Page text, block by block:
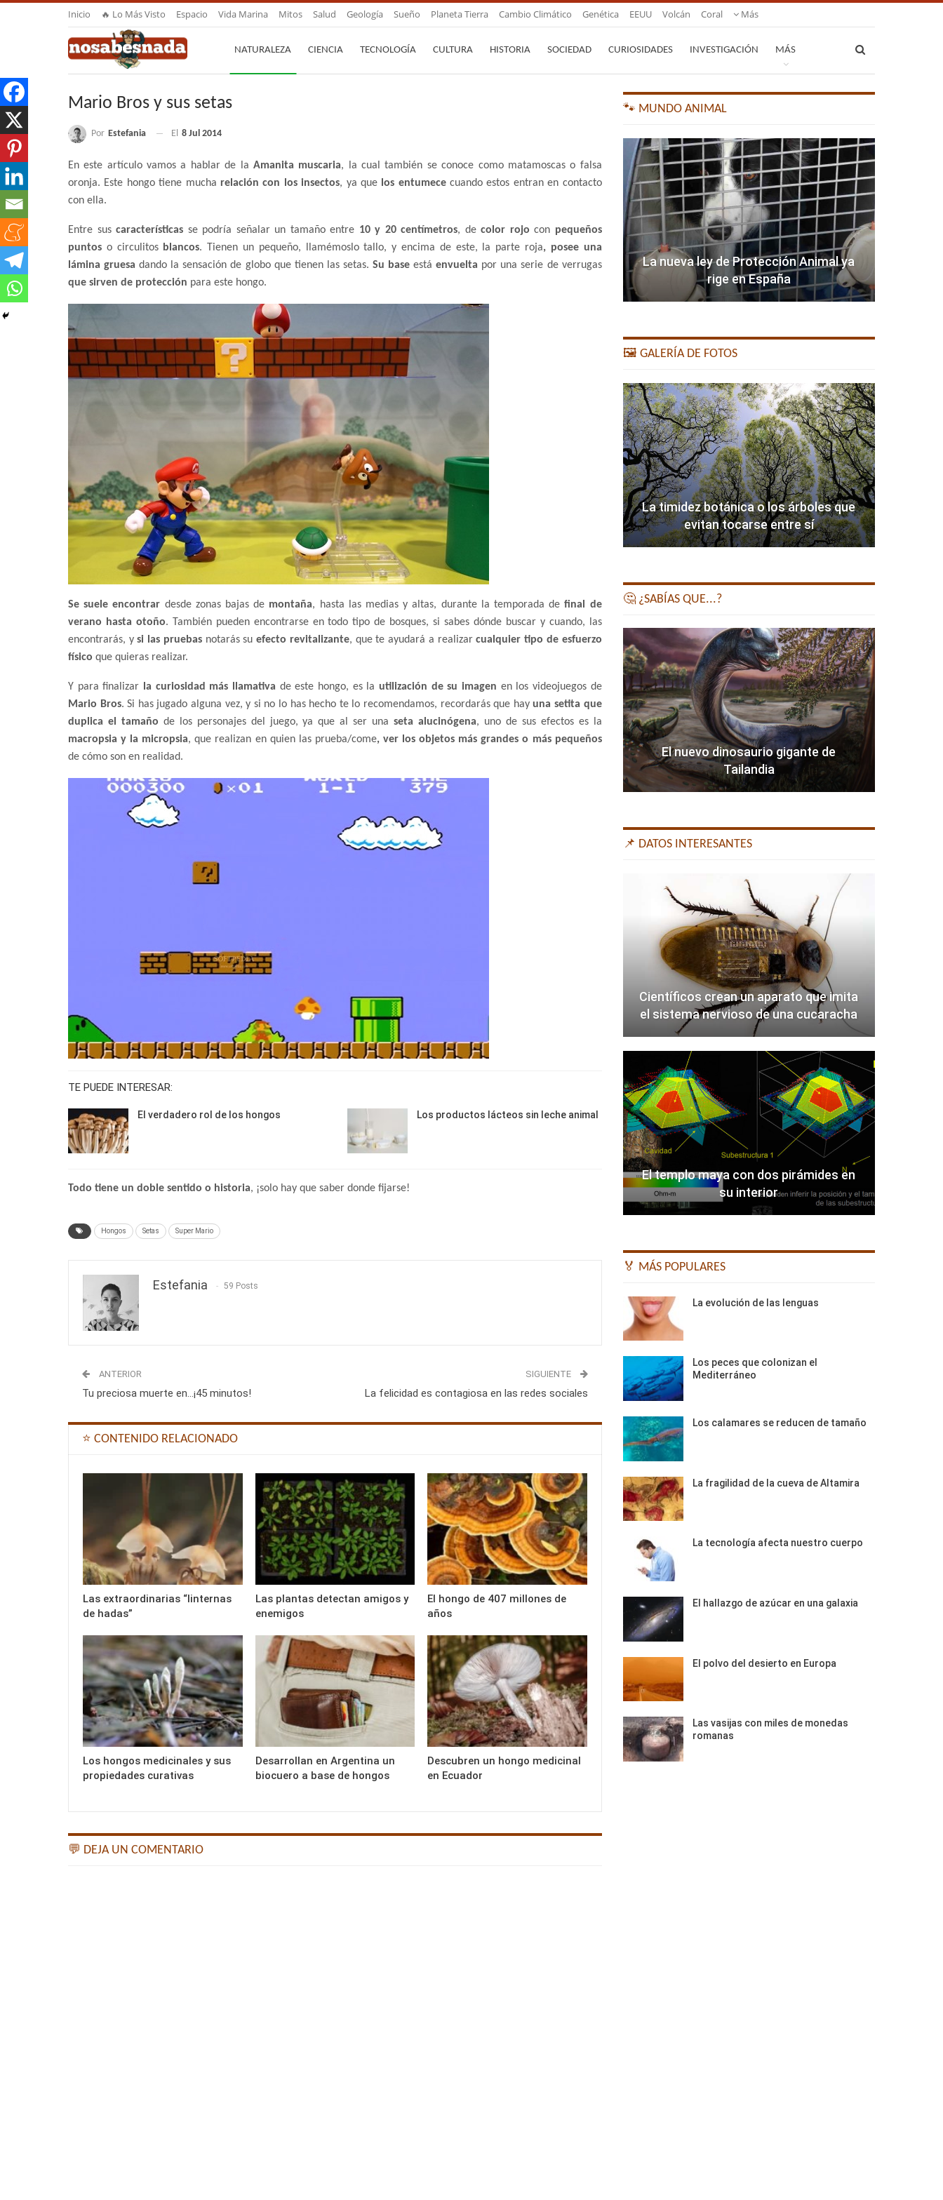
Inicio 🔥 Lo Más Visto Espacio Vida Marina Mitos Salud Geología Sueño Planeta Tierra Cambio Climático Genética EEUU Volcán Coral Más
NATURALEZA CIENCIA TECNOLOGÍA CULTURA HISTORIA SOCIEDAD CURIOSIDADES INVESTIGACIÓN MÁS
Mario Bros y sus setas
Por Estefania El 8 Jul 2014
En este artículo vamos a hablar de la Amanita muscaria, la cual también se conoce como matamoscas o falsa
oronja. Este hongo tiene mucha relación con los insectos, ya que los entumececuando estos entran en contacto
con ella.
Entre suscaracterísticas se podría señalar un tamaño entre 10 y 20 centímetros, decolor rojo con pequeños
puntos o circulitosblancos. Tienen un pequeño, llamémoslo tallo, y encima de este, la parte roja, posee una
lámina gruesa dando la sensación de globo que tienen las setas. Su base estáenvuelta por una serie de verrugas
que sirven de protección para este hongo.
Se suele encontrar desde zonas bajas de montaña, hasta las medias y altas, durante la temporada definal de
verano hasta otoño. También pueden encontrarse en todo tipo de bosques, si sabes dónde buscar y cuando, las
encontrarás, ysi las pruebasnotarás suefecto revitalizante, que te ayudará a realizarcualquier tipo de esfuerzo
físico que quieras realizar.
Y para finalizar la curiosidad más llamativa de este hongo, es la utilización de su imagen en los videojuegos de
Mario Bros. Si has jugado alguna vez, y si no lo has hecho te lo recomendamos, recordarás que hayuna setita que
duplica el tamaño de los personajes del juego, ya que al ser unaseta alucinógena, uno de sus efectos es la
macropsia y la micropsia, que realizan en quien las prueba/come, ver los objetos más grandes o más pequeños
de cómo son en realidad.
TE PUEDE INTERESAR:
El verdadero rol de los hongos Los productos lácteos sin leche animal
Todo tiene un doble sentido o historia, ¡solo hay que saber donde fijarse!
Hongos Setas Super Mario
Estefania 59 Posts
ANTERIOR
Tu preciosa muerte en…¡45 minutos!
SIGUIENTE
La felicidad es contagiosa en las redes sociales
⭐ CONTENIDO RELACIONADO
Las extraordinarias “linternas
de hadas”
Las plantas detectan amigos y
enemigos
El hongo de 407 millones de
años
Los hongos medicinales y sus
propiedades curativas
Desarrollan en Argentina un
biocuero a base de hongos
Descubren un hongo medicinal
en Ecuador
💬 DEJA UN COMENTARIO
🐾 MUNDO ANIMAL
La nueva ley de Protección Animal ya
rige en España
🖼️ GALERÍA DE FOTOS
La timidez botánica o los árboles que
evitan tocarse entre sí
🤔 ¿SABÍAS QUE...?
El nuevo dinosaurio gigante de
Tailandia
📌 DATOS INTERESANTES
Científicos crean un aparato que imita
el sistema nervioso de una cucaracha
El templo maya con dos pirámides en
su interior
🏅 MÁS POPULARES
La evolución de las lenguas
Los peces que colonizan el
Mediterráneo
Los calamares se reducen de tamaño
La fragilidad de la cueva de Altamira
La tecnología afecta nuestro cuerpo
El hallazgo de azúcar en una galaxia
El polvo del desierto en Europa
Las vasijas con miles de monedas
romanas